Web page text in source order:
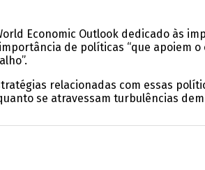
Economic Outlook dedicado às
de políticas “que apoiem
relacionadas com essas
se atravessam turbulências